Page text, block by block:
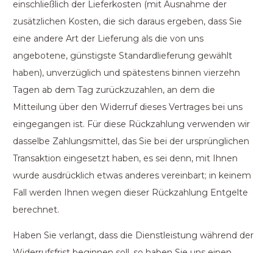
einschließlich der Lieferkosten (mit Ausnahme der
zusätzlichen Kosten, die sich daraus ergeben, dass Sie
eine andere Art der Lieferung als die von uns
angebotene, günstigste Standardlieferung gewählt
haben), unverzüglich und spätestens binnen vierzehn
Tagen ab dem Tag zurückzuzahlen, an dem die
Mitteilung über den Widerruf dieses Vertrages bei uns
eingegangen ist. Für diese Rückzahlung verwenden wir
dasselbe Zahlungsmittel, das Sie bei der ursprünglichen
Transaktion eingesetzt haben, es sei denn, mit Ihnen
wurde ausdrücklich etwas anderes vereinbart; in keinem
Fall werden Ihnen wegen dieser Rückzahlung Entgelte
berechnet.
Haben Sie verlangt, dass die Dienstleistung während der